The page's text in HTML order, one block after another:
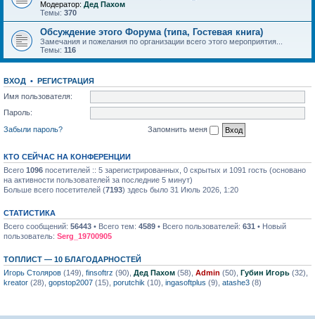
Модератор: Дед Пахом
Темы: 370
Обсуждение этого Форума (типа, Гостевая книга)
Замечания и пожелания по организации всего этого мероприятия...
Темы: 116
ВХОД •
РЕГИСТРАЦИЯ
Имя пользователя:
Пароль:
Забыли пароль?
Запомнить меня
КТО СЕЙЧАС НА КОНФЕРЕНЦИИ
Всего 1096 посетителей :: 5 зарегистрированных, 0 скрытых и 1091 гость (основано
на активности пользователей за последние 5 минут)
Больше всего посетителей (7193) здесь было 31 Июль 2026, 1:20
СТАТИСТИКА
Всего сообщений: 56443 • Всего тем: 4589 • Всего пользователей: 631 • Новый
пользователь: Serg_19700905
ТОПЛИСТ — 10 БЛАГОДАРНОСТЕЙ
Игорь Столяров (149), finsoftrz (90), Дед Пахом (58), Admin (50), Губин Игорь (32),
kreator (28), gopstop2007 (15), porutchik (10), ingasoftplus (9), atashe3 (8)